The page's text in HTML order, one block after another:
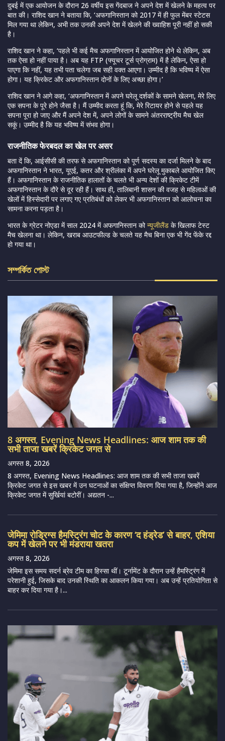
दुबई में एक आयोजन के दौरान 26 वर्षीय इस गेंदबाज ने अपने देश में खेलने के महत्व पर
बात की। राशिद खान ने बताया कि, ‘अफगानिस्तान को 2017 में ही फुल मेंबर स्टेटस
मिल गया था लेकिन, अभी तक उनकी अपने देश में खेलने की ख्वाहिश पूरी नहीं हो सकी
है।
राशिद खान ने कहा, ‘पहले भी कई मैच अफगानिस्तान में आयोजित होने थे लेकिन, अब
तक ऐसा हो नहीं पाया है। अब यह FTP (फ्यूचर टूर्स प्रोग्राम) में है लेकिन, ऐसा हो
पाएगा कि नहीं, यह तभी पता चलेगा जब सही वक्त आएगा। उम्मीद है कि भविष्य में ऐसा
होगा। यह क्रिकेट और अफगानिस्तान दोनों के लिए अच्छा होगा।’
राशिद खान ने आगे कहा, ‘अफगानिस्तान में अपने घरेलू दर्शकों के सामने खेलना, मेरे लिए
एक सपना के पूरे होने जैसा है। मैं उम्मीद करता हूं कि, मेरे रिटायर होने से पहले यह
सपना पूरा हो जाए और मैं अपने देश में, अपने लोगों के सामने अंतरराष्ट्रीय मैच खेल
सकूं। उम्मीद है कि यह भविष्य में संभव होगा।
राजनीतिक फेरबदल का खेल पर असर
बता दें कि, आईसीसी की तरफ से अफगानिस्तान को पूर्ण सदस्य का दर्जा मिलने के बाद
अफगानिस्तान ने भारत, यूएई, कतर और श्रीलंका में अपने घरेलू मुकाबले आयोजित किए
हैं। अफगानिस्तान के राजनीतिक हालातों के चलते भी अन्य देशों की क्रिकेट टीमें
अफगानिस्तान के दौरे से दूर रही हैं। साथ ही, तालिबानी शासन की वजह से महिलाओं की
खेलों में हिस्सेदारी पर लगाए गए प्रतिबंधों को लेकर भी अफगानिस्तान को आलोचना का
सामना करना पड़ता है।
भारत के ग्रेटर नोएडा में साल 2024 में अफगानिस्तान कोन्यूजीलैंड के खिलाफ टेस्ट
मैच खेलना था। लेकिन, खराब आउटफील्ड के चलते यह मैच बिना एक भी गेंद फेंके रद्द
हो गया था।
সম্পর্কিত পোস্ট
8 अगस्त, Evening News Headlines: आज शाम तक की
सभी ताजा खबरें क्रिकेट जगत से
अगस्त 8, 2026
8 अगस्त, Evening News Headlines: आज शाम तक की सभी ताजा खबरें
क्रिकेट जगत से इस खबर में उन घटनाओं का संक्षिप्त विवरण दिया गया है, जिन्होंने आज
क्रिकेट जगत में सुर्खियां बटोरीं। अद्यतन -...
जेमिमा रोड्रिग्स हैमस्ट्रिंग चोट के कारण ‘द हंड्रेड’ से बाहर, एशिया
कप में खेलने पर भी मंडराया खतरा
अगस्त 8, 2026
जेमिमा इस समय सदर्न ब्रेव टीम का हिस्सा थीं। टूर्नामेंट के दौरान उन्हें हैमस्ट्रिंग में
परेशानी हुई, जिसके बाद उनकी स्थिति का आकलन किया गया। अब उन्हें प्रतियोगिता से
बाहर कर दिया गया है।...